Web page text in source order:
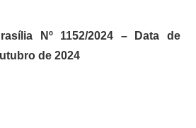
Nº 1152/2024 – Data de
de 2024